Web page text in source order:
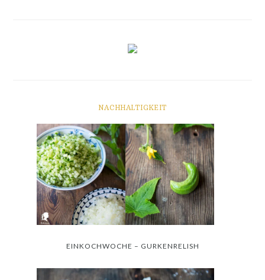
NACHHALTIGKEIT
EINKOCHWOCHE – GURKENRELISH